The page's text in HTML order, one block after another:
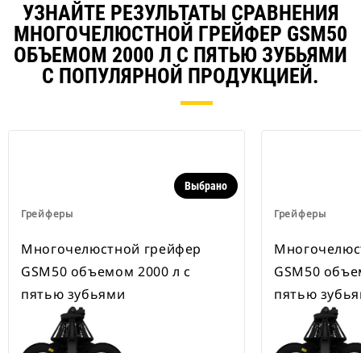
УЗНАЙТЕ РЕЗУЛЬТАТЫ СРАВНЕНИЯ
МНОГОЧЕЛЮСТНОЙ ГРЕЙФЕР GSM50
ОБЪЕМОМ 2000 Л С ПЯТЬЮ ЗУБЬЯМИ
С ПОПУЛЯРНОЙ ПРОДУКЦИЕЙ.
Грейферы
Выбрано
Многочелюстной грейфер
GSM50 объемом 2000 л с
пятью зубьями
Грейферы
GSM50
пятью